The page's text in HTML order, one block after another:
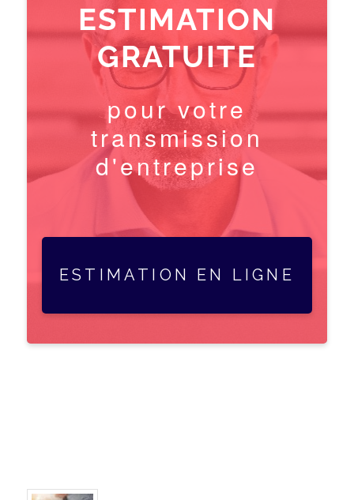
ESTIMATION
GRATUITE
pour votre
transmission
d'entreprise
ESTIMATION EN LIGNE